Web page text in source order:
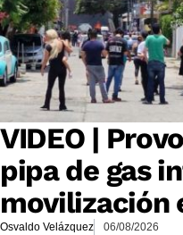
VIDEO |
pipa de gas
movilización
Osvaldo Velázquez 06/08/2026